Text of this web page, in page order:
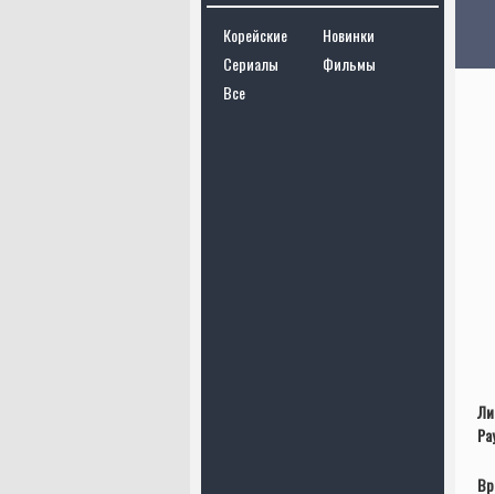
Корейские
Новинки
Сериалы
Фильмы
Все